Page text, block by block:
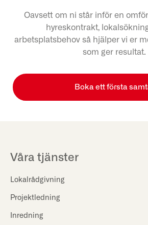
Oavsett om ni står inför en
hyreskontrakt,
arbetsplatsbehov så hjälper vi er
som ger resultat.
Boka ett första
Våra tjänster
Lokalrådgivning
Projektledning
Inredning